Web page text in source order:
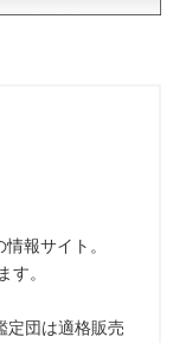
報サイト。
す。
定団は適格販売